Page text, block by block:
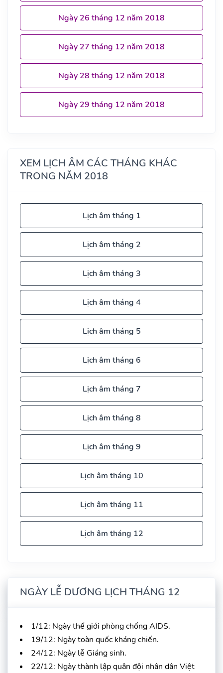
Ngày 26 tháng 12 năm 2018
Ngày 27 tháng 12 năm 2018
Ngày 28 tháng 12 năm 2018
Ngày 29 tháng 12 năm 2018
XEM LỊCH ÂM CÁC THÁNG KHÁC
TRONG NĂM 2018
Lịch âm tháng 1
Lịch âm tháng 2
Lịch âm tháng 3
Lịch âm tháng 4
Lịch âm tháng 5
Lịch âm tháng 6
Lịch âm tháng 7
Lịch âm tháng 8
Lịch âm tháng 9
Lịch âm tháng 10
Lịch âm tháng 11
Lịch âm tháng 12
NGÀY LỄ DƯƠNG LỊCH THÁNG 12
1/12: Ngày thế giới phòng chống AIDS.
19/12: Ngày toàn quốc kháng chiến.
24/12: Ngày lễ Giáng sinh.
22/12: Ngày thành lập quân đội nhân dân Việt